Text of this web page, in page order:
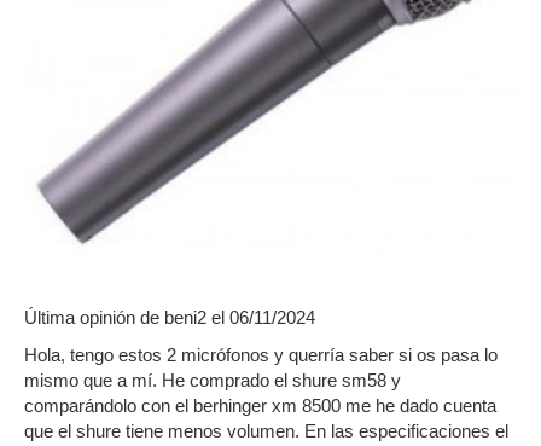
Última opinión de beni2 el 06/11/2024
Hola, tengo estos 2 micrófonos y querría saber si os pasa lo
mismo que a mí. He comprado el shure sm58 y
comparándolo con el berhinger xm 8500 me he dado cuenta
que el shure tiene menos volumen. En las especificaciones el